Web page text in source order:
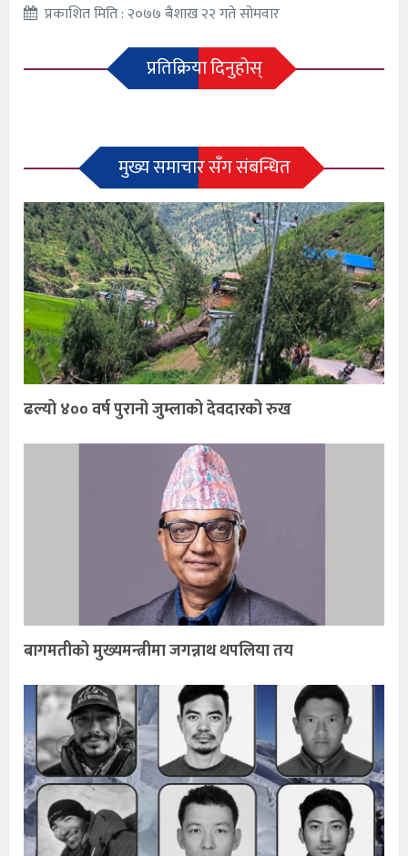
प्रकाशित मिति : २०७७ बैशाख २२ गते सोमवार
प्रतिक्रिया दिनुहोस्
मुख्य समाचार सँग संबन्धित
ढल्यो ४०० वर्ष पुरानो जुम्लाको देवदारको रुख
बागमतीको मुख्यमन्त्रीमा जगन्नाथ थपलिया तय